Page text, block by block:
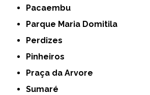
Pacaembu
Parque Maria Domitila
Perdizes
Pinheiros
Praça da Arvore
Sumaré